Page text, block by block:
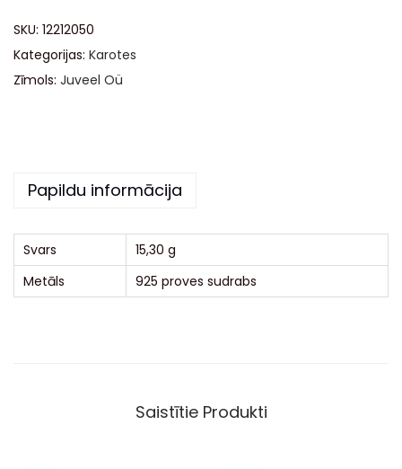
SKU: 12212050
Kategorijas: Karotes
Zīmols: Juveel Oü
Papildu informācija
Svars
15,30 g
Metāls
925 proves sudrabs
Saistītie Produkti